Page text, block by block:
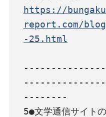
https://
report.com/
-25.html
--------
5●文学通信サイトの